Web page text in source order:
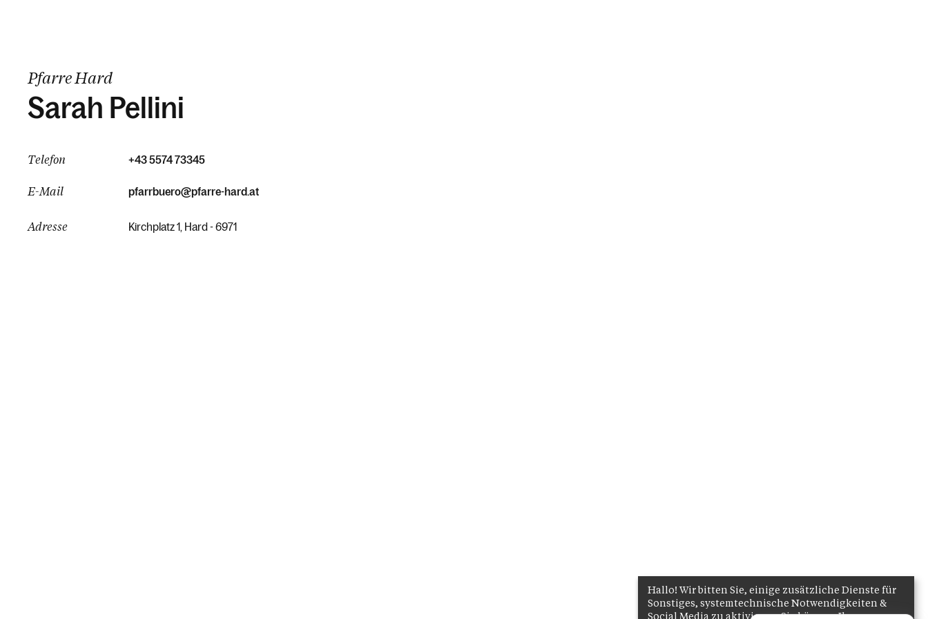
Pfarre Hard
Sarah Pellini
Telefon +43 5574 73345
E-Mail pfarrbuero@pfarre-hard.at
Adresse Kirchplatz 1, Hard - 6971
Hallo! Wir bitten Sie, einige zusätzliche Dienste für
Sonstiges, systemtechnische Notwendigkeiten &
Social Media zu aktivieren. Sie können Ihre